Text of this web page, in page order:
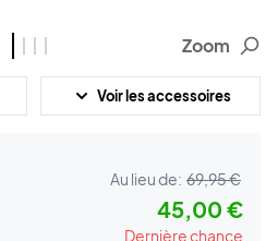
Zoom
Voir les accessoires
Au lieu de: 69,95 €
45,00 €
Dernière chance